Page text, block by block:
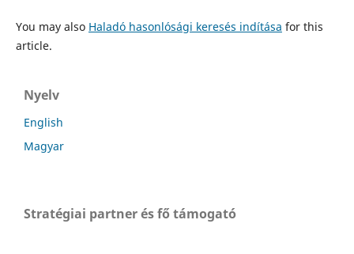
You may also Haladó hasonlósági keresés indítása for this
article.
Nyelv
English
Magyar
Stratégiai partner és fő támogató